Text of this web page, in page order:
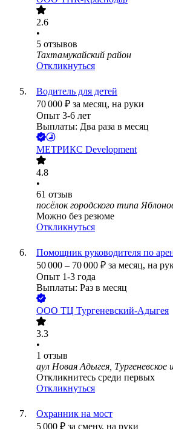
2.6
•
5 отзывов
Тахтамукайский район
Откликнуться
Водитель для детей
70 000 ₽ за месяц, на руки
Опыт 3-6 лет
Выплаты: Два раза в месяц
МЕТРИКС Development
4.8
•
61 отзыв
посёлок городского типа
Можно без резюме
Откликнуться
Помощник руководителя по
50 000 – 70 000 ₽ за месяц, на
Опыт 1-3 года
Выплаты: Раз в месяц
ООО ТЦ Тургеневский-Адыгея
3.3
•
1 отзыв
аул Новая Адыгея, Тургеневское
Откликнитесь среди первых
Откликнуться
Охранник на мост
5 000 ₽ за смену, на руки